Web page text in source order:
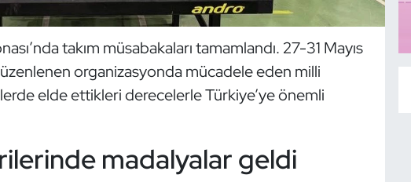
takım müsabakaları tamamlandı. 27-31 Mayıs
organizasyonda mücadele eden milli
elde ettikleri derecelerle Türkiye’ye önemli
madalyalar geldi